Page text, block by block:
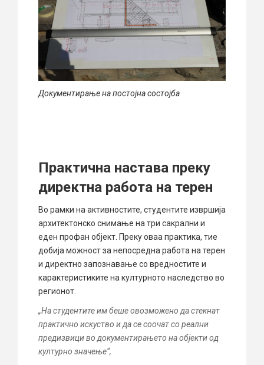
Документирање на постојна состојба
Практична настава преку
директна работа на терен
Во рамки на активностите, студентите извршија
архитектонско снимање на три сакрални и
еден профан објект. Преку оваа практика, тие
добија можност за непосредна работа на терен
и директно запознавање со вредностите и
карактеристиките на културното наследство во
регионот.
„На студентите им беше овозможено да стекнат
практично искуство и да се соочат со реални
предизвици во документирањето на објекти од
културно значење“,